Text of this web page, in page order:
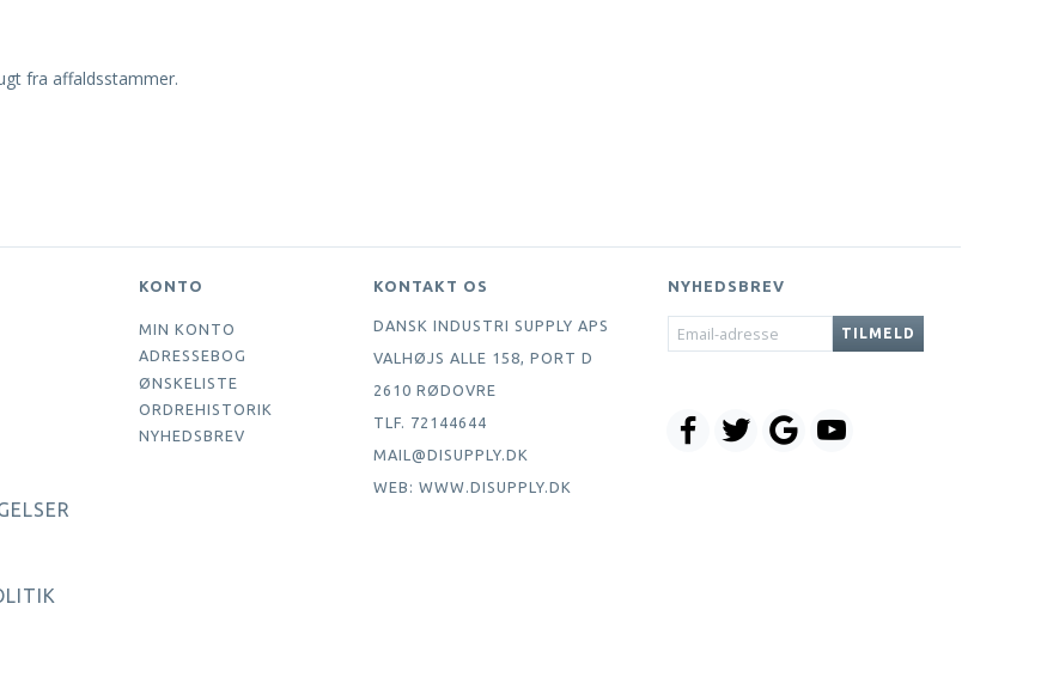
fra affaldsstammer.
KONTO
MIN KONTO
ADRESSEBOG
ØNSKELISTE
ORDREHISTORIK
NYHEDSBREV
KONTAKT OS
DANSK INDUSTRI SUPPLY APS
VALHØJS ALLE 158, PORT D
2610 RØDOVRE
TLF. 72144644
MAIL@DISUPPLY.DK
WEB: WWW.DISUPPLY.DK
NYHEDSBREV
EMAIL-
ADRESSE
TILMELD